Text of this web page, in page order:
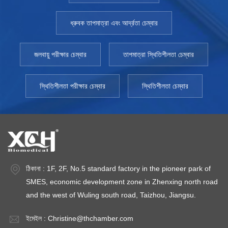
find similar performance in floor-standing models (or
customization through a walk-in test chamber. Advantage
The size is almost unlimited, so a lot of shelf space/samples
can be accommodated A qualification covers a lot of shelf
space Due to the larger size, the conditions of walk-in test
chamber can cause problems with a large number of
electronics and refrigeration skills The compressor will
the cost Identification requires additional probes Spare parts
may be unique to the special construction They usually
require three-phase power and additional water supply For
safety reasons, the time the operator spends indoors may
be limited Island space is necessary footprint waste ওয়াক-ইন
টেস্ট টেস্ট চেম্বার গবেষণা করার সময় অনেকগুলি কারণ বিবেচনা করতে হবে। এত বড়
দলের সাথে পরামর্শ করুন। আপনার পরীক্ষার প্রয়োজনীয়তা বোঝার জন্য কঠোর পরিশ্রম
ধ্রুবক তাপমাত্রা এবং আর্দ্রতা চেম্বার
জলবায়ু পরীক্ষার চেম্বার তাপমাত্রা স্থিতিশীলতা চেম্বার
স্থিতিশীলতা পরীক্ষার চেম্বার স্থিতিশীলতা চেম্বার
ঠিকানা : 1F, 2F, No.5 standard factory in the pioneer park of
SMES, economic development zone in Zhenxing north road
and the west of Wuling south road, Taizhou, Jiangsu.
ইমেইল : Christine@thchamber.com